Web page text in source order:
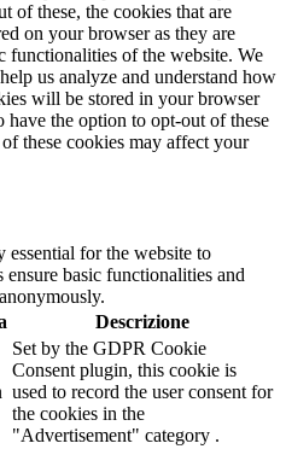
of these, the cookies that are
on your browser as they are
functionalities of the website. We
us analyze and understand how
will be stored in your browser
the option to opt-out of these
these cookies may affect your
essential for the website to
basic functionalities and
Descrizione
Set by the GDPR Cookie
Consent plugin, this cookie is
used to record the user consent for
the cookies in the
"Advertisement" category .